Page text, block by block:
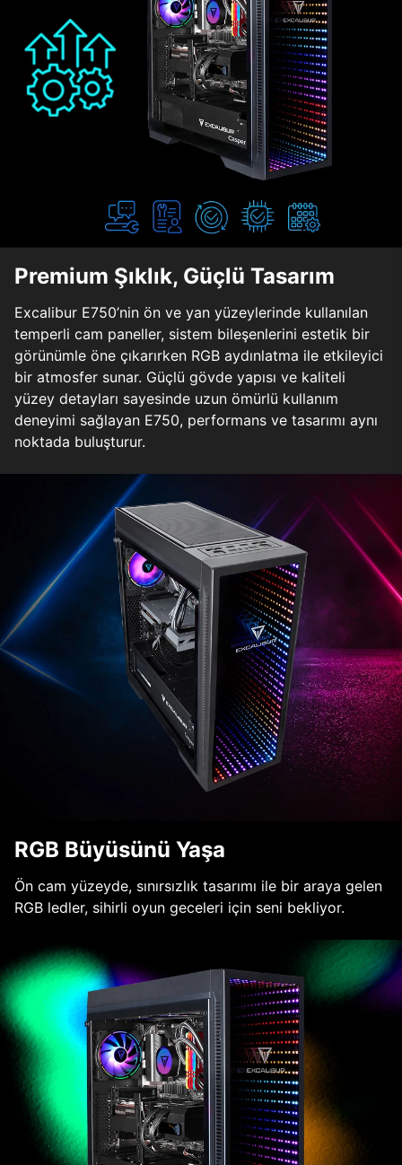
Premium Şıklık, Güçlü Tasarım
Excalibur E750’nin ön ve yan yüzeylerinde kullanılan
temperli cam paneller, sistem bileşenlerini estetik bir
görünümle öne çıkarırken RGB aydınlatma ile etkileyici
bir atmosfer sunar. Güçlü gövde yapısı ve kaliteli
yüzey detayları sayesinde uzun ömürlü kullanım
deneyimi sağlayan E750, performans ve tasarımı aynı
noktada buluşturur.
RGB Büyüsünü Yaşa
Ön cam yüzeyde, sınırsızlık tasarımı ile bir araya gelen
RGB ledler, sihirli oyun geceleri için seni bekliyor.